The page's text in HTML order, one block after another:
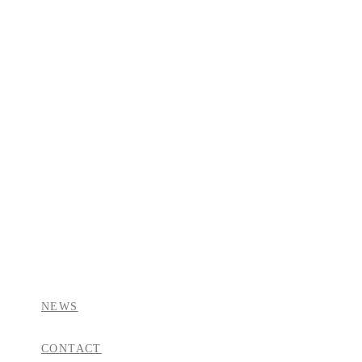
NEWS
CONTACT